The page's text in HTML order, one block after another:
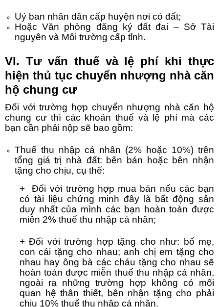
Uỷ ban nhân dân cấp huyện nơi có đất;
Hoặc Văn phòng đăng ký đất đai – Sở Tài
nguyên và Môi trường cấp tỉnh.
VI. Tư vấn thuế và lệ phí khi thực
hiện thủ tục chuyển nhượng nhà căn
hộ chung cư
Đối với trường hợp chuyển nhượng nhà căn hộ
chung cưthì các khoản thuế và lệ phí mà các
bạn cần phải nộp sẽ bao gồm:
Thuế thu nhập cá nhân (2% hoặc 10%) trên
tổng giá trị nhà đất: bên bán hoặc bên nhận
tặng cho chịu, cụ thể:
+ Đối với trường hợp mua bán nếu các bạn
có tài liệu chứng minh đây là bất động sản
duy nhất của mình các bạn hoàn toàn được
miễn 2% thuế thu nhập cá nhân;
+ Đối với trường hợp tặng cho như: bố mẹ,
con cái tặng cho nhau; anh chị em tặng cho
nhau hay ông bà các cháu tặng cho nhau sẽ
hoàn toàn được miễn thuế thu nhập cá nhân,
ngoài ra những trường hợp không có mối
quan hệ thân thiết, bên nhận tặng cho phải
chịu 10% thuế thu nhập cá nhân.